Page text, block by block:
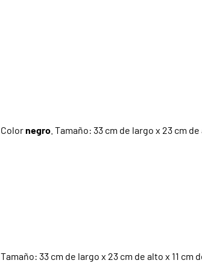
. Colornegro . Tamaño: 33 cm de largo x 23 cm
. Tamaño: 33 cm de largo x 23 cm de alto x 11 cm